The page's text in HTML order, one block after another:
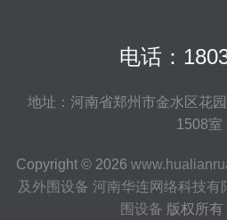
电话：
地址：河南省郑州市金水区花
1508室
Copyright © 2026
及外围设备 河南华连网络科技有
围设备 版权所有